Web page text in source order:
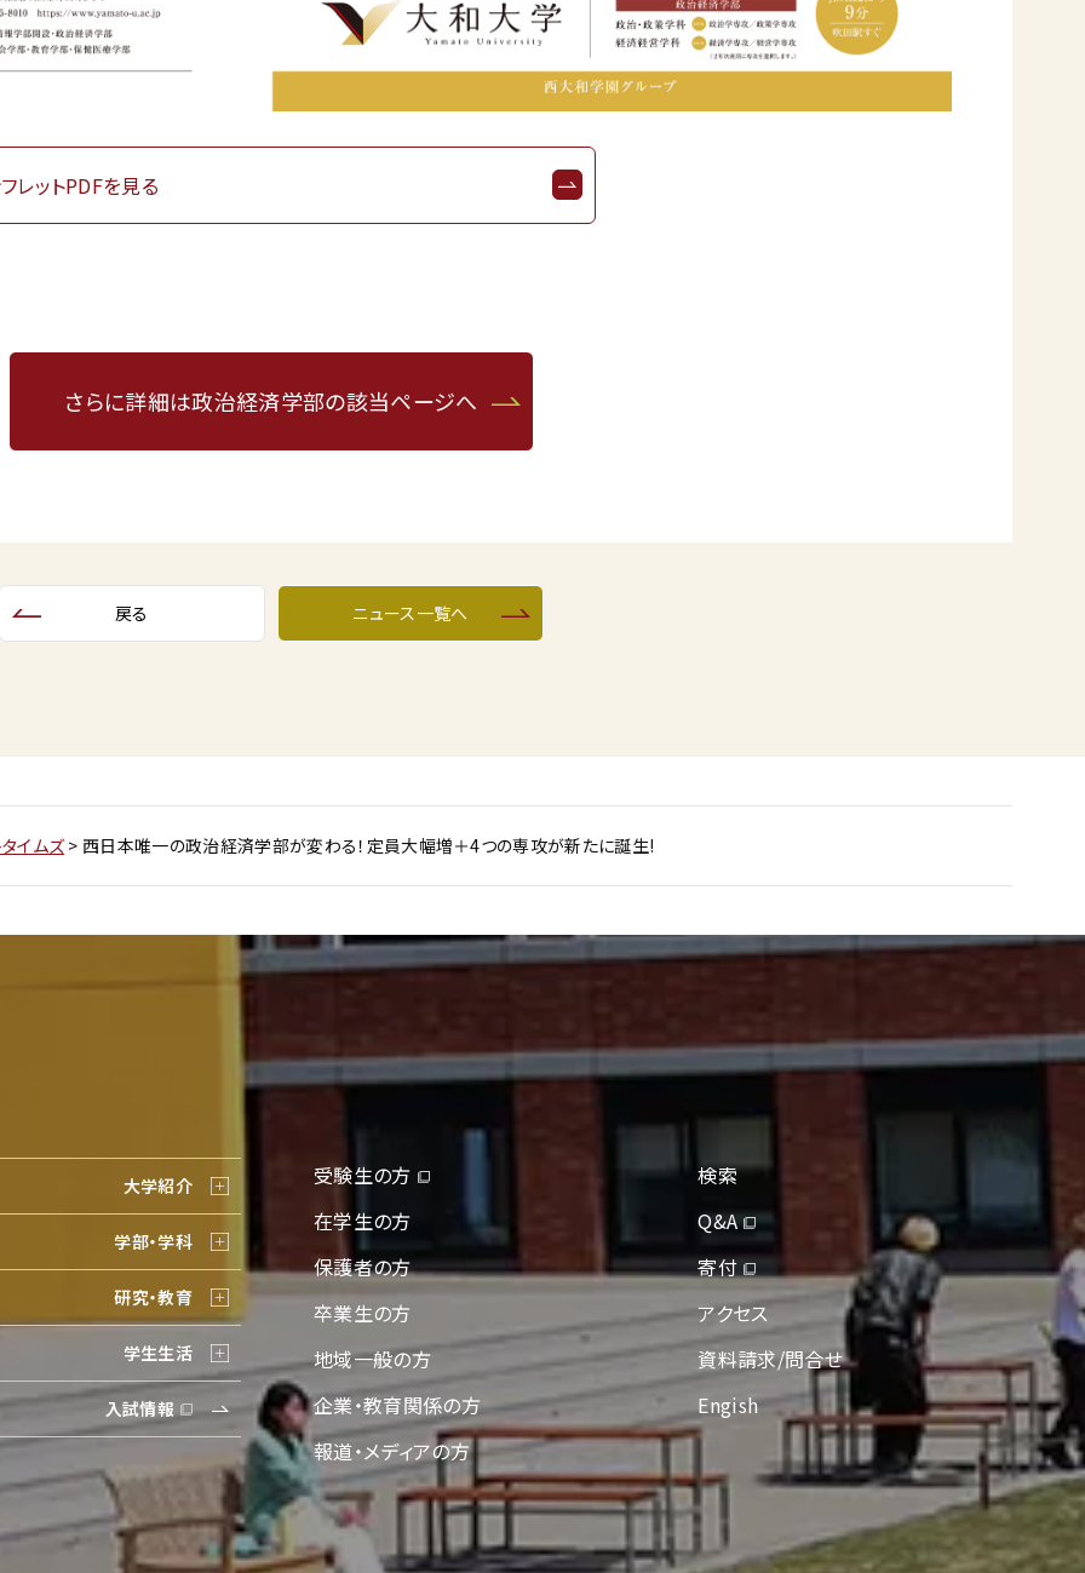
レットPDFを見る
さらに詳細は政治経済学部の該当ページへ
戻る ニュース一覧へ
イムズ> 西日本唯一の政治経済学部が変わる！定員大幅増＋4つの専攻が新たに誕生!
大学紹介
学部・学科
研究・教育
学生生活
入試情報
受験生の方
在学生の方
保護者の方
卒業生の方
地域一般の方
企業・教育関係の方
報道・メディアの方
検索
Q&A
寄付
アクセス
資料請求/問合せ
Engish